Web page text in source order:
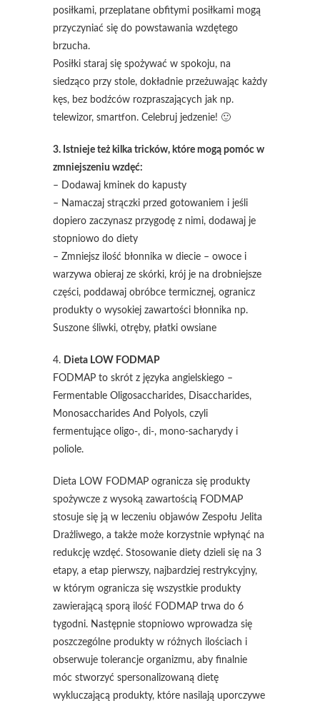
posiłkami, przeplatane obfitymi posiłkami mogą
przyczyniać się do powstawania wzdętego
brzucha.
Posiłki staraj się spożywać w spokoju, na
siedząco przy stole, dokładnie przeżuwając każdy
kęs, bez bodźców rozpraszających jak np.
telewizor, smartfon. Celebruj jedzenie! 🙂
3. Istnieje też kilka tricków, które mogą pomóc w
zmniejszeniu wzdęć:
– Dodawaj kminek do kapusty
– Namaczaj strączki przed gotowaniem i jeśli
dopiero zaczynasz przygodę z nimi, dodawaj je
stopniowo do diety
– Zmniejsz ilość błonnika w diecie – owoce i
warzywa obieraj ze skórki, krój je na drobniejsze
części, poddawaj obróbce termicznej, ogranicz
produkty o wysokiej zawartości błonnika np.
Suszone śliwki, otręby, płatki owsiane
4. Dieta LOW FODMAP
FODMAP to skrót z języka angielskiego –
Fermentable Oligosaccharides, Disaccharides,
Monosaccharides And Polyols, czyli
fermentujące oligo-, di-, mono-sacharydy i
poliole.
Dieta LOW FODMAP ogranicza się produkty
spożywcze z wysoką zawartością FODMAP
stosuje się ją w leczeniu objawów Zespołu Jelita
Drażliwego, a także może korzystnie wpłynąć na
redukcję wzdęć. Stosowanie diety dzieli się na 3
etapy, a etap pierwszy, najbardziej restrykcyjny,
w którym ogranicza się wszystkie produkty
zawierającą sporą ilość FODMAP trwa do 6
tygodni. Następnie stopniowo wprowadza się
poszczególne produkty w różnych ilościach i
obserwuje tolerancje organizmu, aby finalnie
móc stworzyć spersonalizowaną dietę
wykluczającą produkty, które nasilają uporczywe